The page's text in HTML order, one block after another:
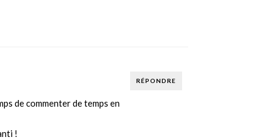
RÉPONDRE
de commenter de temps en
!